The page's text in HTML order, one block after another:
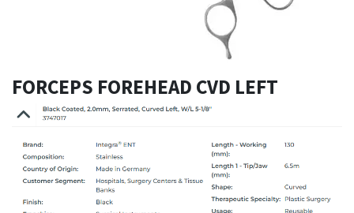
FORCEPS FOREHEAD CVD LEFT